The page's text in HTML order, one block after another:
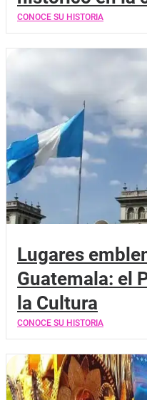
CONOCE SU HISTORIA
Lugares
Guatemala: el
la Cultura
CONOCE SU HISTORIA